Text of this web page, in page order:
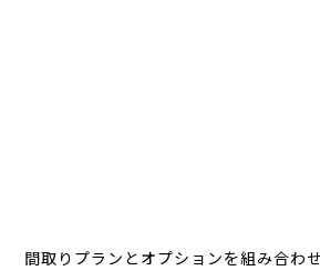
間取りプランとオプションを組み合わ